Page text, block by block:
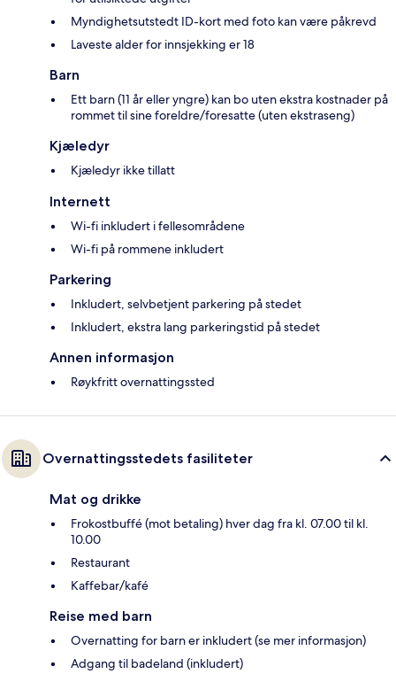
Myndighetsutstedt ID-kort med foto kan være påkrevd
Laveste alder for innsjekking er 18
Barn
Ett barn (11 år eller yngre) kan bo uten ekstra kostnader på
rommet til sine foreldre/foresatte (uten ekstraseng)
Kjæledyr
Kjæledyr ikke tillatt
Internett
Wi-fi inkludert i fellesområdene
Wi-fi på rommene inkludert
Parkering
Inkludert, selvbetjent parkering på stedet
Inkludert, ekstra lang parkeringstid på stedet
Annen informasjon
Røykfritt overnattingssted
Overnattingsstedets fasiliteter
Mat og drikke
Frokostbuffé (mot betaling) hver dag fra kl. 07.00 til kl.
10.00
Restaurant
Kaffebar/kafé
Reise med barn
Overnatting for barn er inkludert (se mer informasjon)
Adgang til badeland (inkludert)